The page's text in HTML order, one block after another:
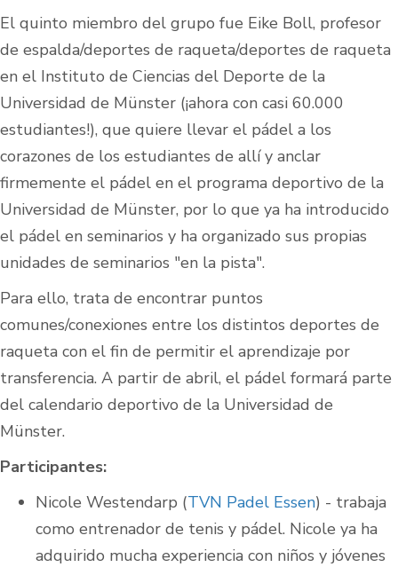
El quinto miembro del grupo fue Eike Boll, profesor
de espalda/deportes de raqueta/deportes de raqueta
en el Instituto de Ciencias del Deporte de la
Universidad de Münster (¡ahora con casi 60.000
estudiantes!), que quiere llevar el pádel a los
corazones de los estudiantes de allí y anclar
firmemente el pádel en el programa deportivo de la
Universidad de Münster, por lo que ya ha introducido
el pádel en seminarios y ha organizado sus propias
unidades de seminarios "en la pista".
Para ello, trata de encontrar puntos
comunes/conexiones entre los distintos deportes de
raqueta con el fin de permitir el aprendizaje por
transferencia. A partir de abril, el pádel formará parte
del calendario deportivo de la Universidad de
Münster.
Participantes:
Nicole Westendarp (TVN Padel Essen) - trabaja
como entrenador de tenis y pádel. Nicole ya ha
adquirido mucha experiencia con niños y jóvenes